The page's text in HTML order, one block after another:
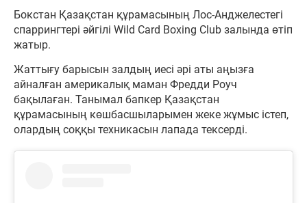
Бокстан Қазақстан құрамасының Лос-Анджелестегі
спаррингтері әйгілі Wild Card Boxing Club залында өтіп
жатыр.
Жаттығу барысын залдың иесі әрі аты аңызға
айналған америкалық маман Фредди Роуч
бақылаған. Танымал бапкер Қазақстан
құрамасының көшбасшыларымен жеке жұмыс істеп,
олардың соққы техникасын лапада тексерді.